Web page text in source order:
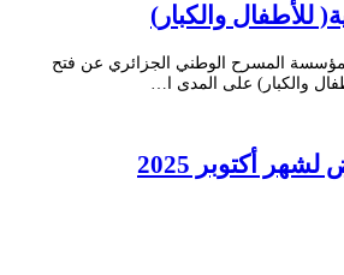
للأطفال والكبار)
لمؤسسة المسرح الوطني الجزائري عن فتح
والكبار) على المدى ا…
أكتوبر 2025